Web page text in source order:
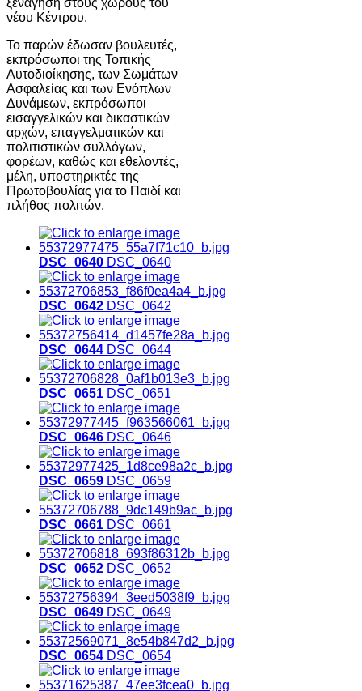
νέου Κέντρου.
Το παρών έδωσαν βουλευτές,
εκπρόσωποι της Τοπικής
Αυτοδιοίκησης, των Σωμάτων
Ασφαλείας και των Ενόπλων
Δυνάμεων, εκπρόσωποι
εισαγγελικών και δικαστικών
αρχών, επαγγελματικών και
πολιτιστικών συλλόγων,
φορέων, καθώς και εθελοντές,
μέλη, υποστηρικτές της
Πρωτοβουλίας για το Παιδί και
πλήθος πολιτών.
DSC_0640 DSC_0640
DSC_0642 DSC_0642
DSC_0644 DSC_0644
DSC_0651 DSC_0651
DSC_0646 DSC_0646
DSC_0659 DSC_0659
DSC_0661 DSC_0661
DSC_0652 DSC_0652
DSC_0649 DSC_0649
DSC_0654 DSC_0654